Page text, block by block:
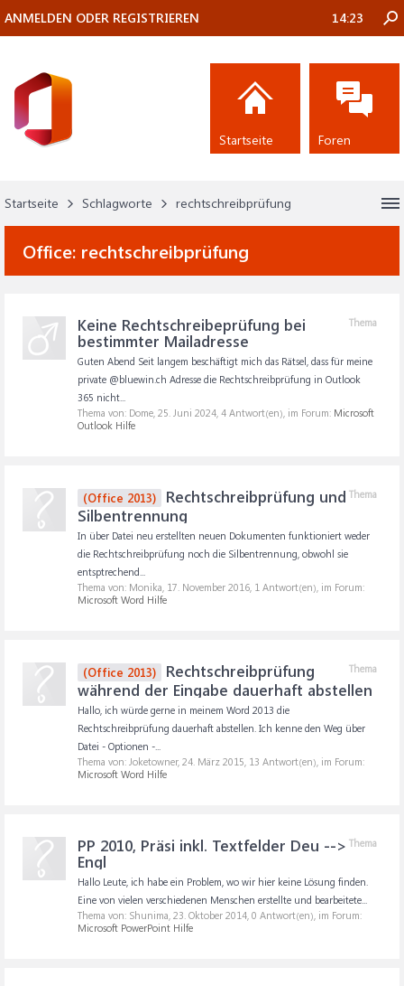
Startseite Schlagworte rechtschreibprüfung
Office: rechtschreibprüfung
Thema
Keine Rechtschreibeprüfung bei
bestimmter Mailadresse
Guten Abend Seit langem beschäftigt mich das Rätsel, dass für meine
private @bluewin.ch Adresse die Rechtschreibprüfung in Outlook
365 nicht...
Thema von: Dome, 25. Juni 2024, 4 Antwort(en), im Forum: Microsoft
Outlook Hilfe
Thema
(Office 2013)
Rechtschreibprüfung und
Silbentrennung
In über Datei neu erstellten neuen Dokumenten funktioniert weder
die Rechtschreibprüfung noch die Silbentrennung, obwohl sie
entsptrechend...
Thema von: Monika, 17. November 2016, 1 Antwort(en), im Forum:
Microsoft Word Hilfe
Thema
(Office 2013)
Rechtschreibprüfung
während der Eingabe dauerhaft abstellen
Hallo, ich würde gerne in meinem Word 2013 die
Rechtschreibprüfung dauerhaft abstellen. Ich kenne den Weg über
Datei - Optionen -...
Thema von: Joketowner, 24. März 2015, 13 Antwort(en), im Forum:
Microsoft Word Hilfe
Thema
PP 2010, Präsi inkl. Textfelder Deu -->
Engl
Hallo Leute, ich habe ein Problem, wo wir hier keine Lösung finden.
Eine von vielen verschiedenen Menschen erstellte und bearbeitete...
Thema von: Shunima, 23. Oktober 2014, 0 Antwort(en), im Forum:
Microsoft PowerPoint Hilfe
ANMELDEN ODER REGISTRIEREN 14:23
Startseite Foren